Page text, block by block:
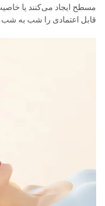
مسطح ایجاد می‌کنند یا
قابل اعتمادی را شب به شب